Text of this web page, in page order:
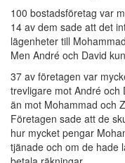
100 bostadsföretag var
14 av dem sade att det
lägenheter till
Men André och David
37 av företagen var
trevligare mot André och
än mot Mohammad och
Företagen sade att de
hur mycket pengar
tjänade och om de hade